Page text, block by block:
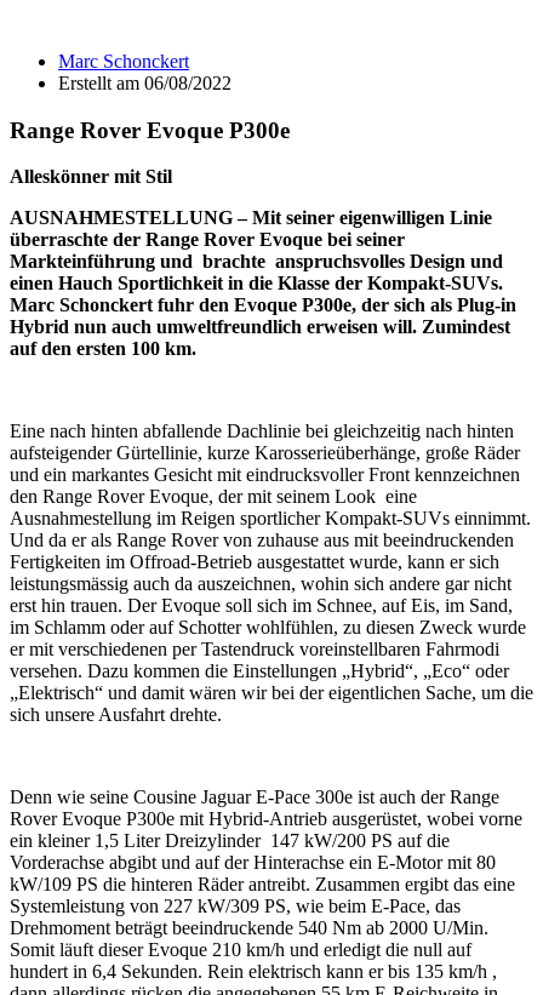
wechselnMarc Schonckert
Erstellt am 06/08/2022
Range Rover Evoque P300e
Alleskönner mit Stil
AUSNAHMESTELLUNG – Mit seiner eigenwilligen Linie
überraschte der Range Rover Evoque bei seiner
Markteinführung und brachte anspruchsvolles Design und
einen Hauch Sportlichkeit in die Klasse der Kompakt-SUVs.
Marc Schonckert fuhr den Evoque P300e, der sich als Plug-in
Hybrid nun auch umweltfreundlich erweisen will. Zumindest
auf den ersten 100 km.
Eine nach hinten abfallende Dachlinie bei gleichzeitig nach hinten
aufsteigender Gürtellinie, kurze Karosserieüberhänge, große Räder
und ein markantes Gesicht mit eindrucksvoller Front kennzeichnen
den Range Rover Evoque, der mit seinem Look eine
Ausnahmestellung im Reigen sportlicher Kompakt-SUVs einnimmt.
Und da er als Range Rover von zuhause aus mit beeindruckenden
Fertigkeiten im Offroad-Betrieb ausgestattet wurde, kann er sich
leistungsmässig auch da auszeichnen, wohin sich andere gar nicht
erst hin trauen. Der Evoque soll sich im Schnee, auf Eis, im Sand,
im Schlamm oder auf Schotter wohlfühlen, zu diesen Zweck wurde
er mit verschiedenen per Tastendruck voreinstellbaren Fahrmodi
versehen. Dazu kommen die Einstellungen „Hybrid“, „Eco“ oder
„Elektrisch“ und damit wären wir bei der eigentlichen Sache, um die
sich unsere Ausfahrt drehte.
Denn wie seine Cousine Jaguar E-Pace 300e ist auch der Range
Rover Evoque P300e mit Hybrid-Antrieb ausgerüstet, wobei vorne
ein kleiner 1,5 Liter Dreizylinder 147 kW/200 PS auf die
Vorderachse abgibt und auf der Hinterachse ein E-Motor mit 80
kW/109 PS die hinteren Räder antreibt. Zusammen ergibt das eine
Systemleistung von 227 kW/309 PS, wie beim E-Pace, das
Drehmoment beträgt beeindruckende 540 Nm ab 2000 U/Min.
Somit läuft dieser Evoque 210 km/h und erledigt die null auf
hundert in 6,4 Sekunden. Rein elektrisch kann er bis 135 km/h ,